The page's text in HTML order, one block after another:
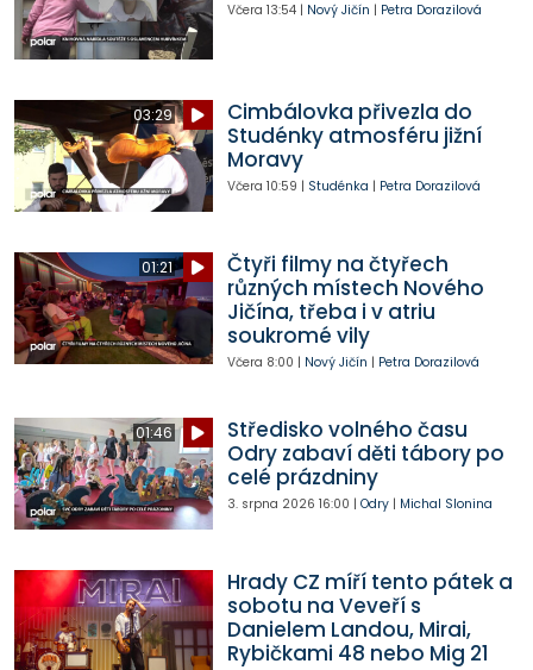
Včera 13:54| Nový Jičín | Petra Dorazilová
03:29
Cimbálovka přivezla do
Studénky atmosféru jižní
Moravy
Včera 10:59 | Studénka | Petra Dorazilová
01:21
Čtyři filmy na čtyřech
různých místech Nového
Jičína, třeba i v atriu
soukromé vily
Včera 8:00 | Nový Jičín | Petra Dorazilová
01:46
Středisko volného času
Odry zabaví děti tábory po
celé prázdniny
3. srpna 2026 16:00 | Odry| Michal Slonina
Hrady CZ míří tento pátek a
sobotu na Veveří s
Danielem Landou, Mirai,
Rybičkami 48 nebo Mig 21